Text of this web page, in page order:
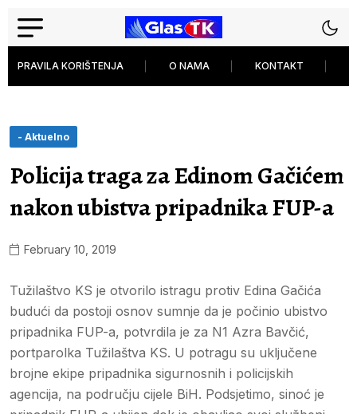
PRAVILA KORIŠTENJA O NAMA KONTAKT
- Aktuelno
Policija traga za Edinom Gačićem
nakon ubistva pripadnika FUP-a
February 10, 2019
Tužilaštvo KS je otvorilo istragu protiv Edina Gačića
budući da postoji osnov sumnje da je počinio ubistvo
pripadnika FUP-a, potvrdila je za N1 Azra Bavčić,
portparolka Tužilaštva KS. U potragu su uključene
brojne ekipe pripadnika sigurnosnih i policijskih
agencija, na području cijele BiH. Podsjetimo, sinoć je